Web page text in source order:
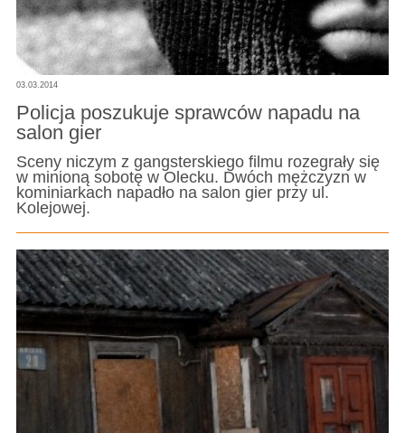
03.03.2014
Policja poszukuje sprawców napadu na
salon gier
Sceny niczym z gangsterskiego filmu rozegrały się
w minioną sobotę w Olecku. Dwóch mężczyzn w
kominiarkach napadło na salon gier przy ul.
Kolejowej.